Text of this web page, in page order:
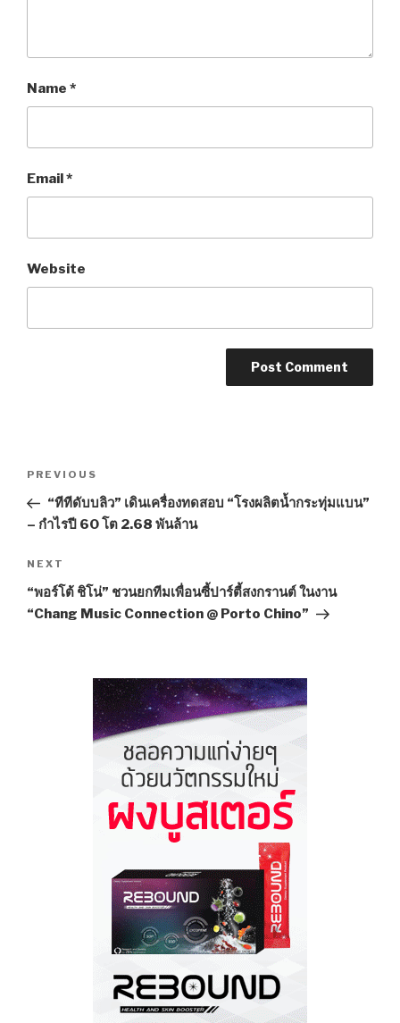
Name *
Email *
Website
Post
navigation
Previous
Post
PREVIOUS
“ทีทีดับบลิว” เดินเครื่องทดสอบ “โรงผลิตน้ำกระทุ่มแบน”
– กำไรปี 60 โต 2.68 พันล้าน
Next
Post
NEXT
“พอร์โต้ ชิโน่” ชวนยกทีมเพื่อนซี้ปาร์ตี้สงกรานต์ ในงาน
“Chang Music Connection @ Porto Chino”